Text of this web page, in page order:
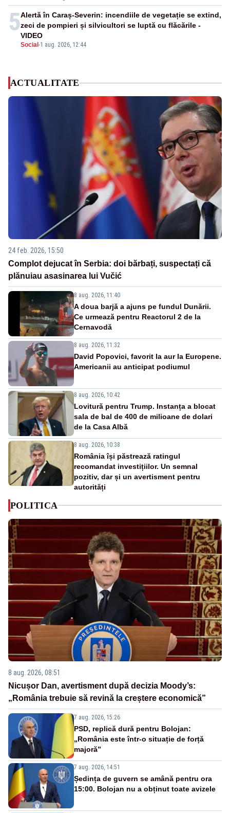
5
Social -1 aug. 2026, 12:44
Alertă în Caraș-Severin: incendiile de vegetație se extind,
zeci de pompieri și silvicultori se luptă cu flăcările -
VIDEO
ACTUALITATE
24 feb. 2026, 15:50
Complot dejucat în Serbia: doi bărbați, suspectați că
plănuiau asasinarea lui Vučić
8 aug. 2026, 11:40
A doua barjă a ajuns pe fundul Dunării.
Ce urmează pentru Reactorul 2 de la
Cernavodă
8 aug. 2026, 11:32
David Popovici, favorit la aur la Europene.
Americanii au anticipat podiumul
8 aug. 2026, 10:42
Lovitură pentru Trump. Instanța a blocat
sala de bal de 400 de milioane de dolari
de la Casa Albă
8 aug. 2026, 10:38
România își păstrează ratingul
recomandat investițiilor. Un semnal
pozitiv, dar și un avertisment pentru
autorități
POLITICA
8 aug. 2026, 08:51
Nicușor Dan, avertisment după decizia Moody’s:
„România trebuie să revină la creștere economică”
7 aug. 2026, 15:26
PSD, replică dură pentru Bolojan:
„România este într-o situație de forță
majoră”
7 aug. 2026, 14:51
Ședința de guvern se amână pentru ora
15:00. Bolojan nu a obținut toate avizele